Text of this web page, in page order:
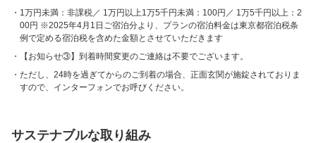
1万円未満：非課税／ 1万円以上1万5千円未満：100円／ 1万5千円以上：2
00円 ※2025年4月1日ご宿泊分より、プランの宿泊料金は東京都宿泊税条
例で定める宿泊税を含めた金額とさせていただきます
【お知らせ③】到着時間変更のご連絡は不要でございます。
ただし、24時を過ぎてからのご到着の場合、正面玄関が施錠されておりま
すので、インターフォンでお呼びください。
サステナブルな取り組み